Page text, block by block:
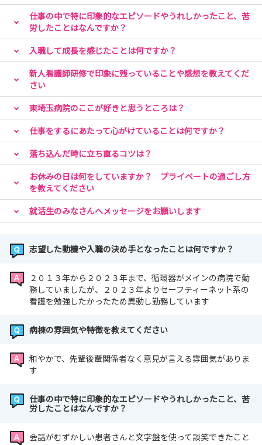
仕事の中で特に印象的なエピソードやうれしかったこと、苦
労したことはなんですか？
入職して成長を感じたことは何ですか？
新人看護師研修で印象に残っていることや感想を教えてくだ
さい
東埼玉病院のここが好きと思うところは？
仕事をするにあたって心がけていることは何ですか？
落ち込んだ時に立ち直るコツは？
お休みの日は何をしていますか？ プライベートの過ごし方
を教えてください
就活生のみなさんへメッセージをお願いします
志望した動機や入職の決め手となったことは何ですか？
２０１３年から２０２３年まで、循環器がメインの病院で勤
務していましたが、２０２３年よりセーフティーネット系の
看護を勉強したかったため異動し勤務しています
病棟の雰囲気や特徴を教えてください
和やかで、先輩後輩関係者なく意見が言える雰囲気がありま
す
仕事の中で特に印象的なエピソードやうれしかったこと、苦
労したことはなんですか？
会話がむずかしい患者さんと文字盤を使って談笑できたこと